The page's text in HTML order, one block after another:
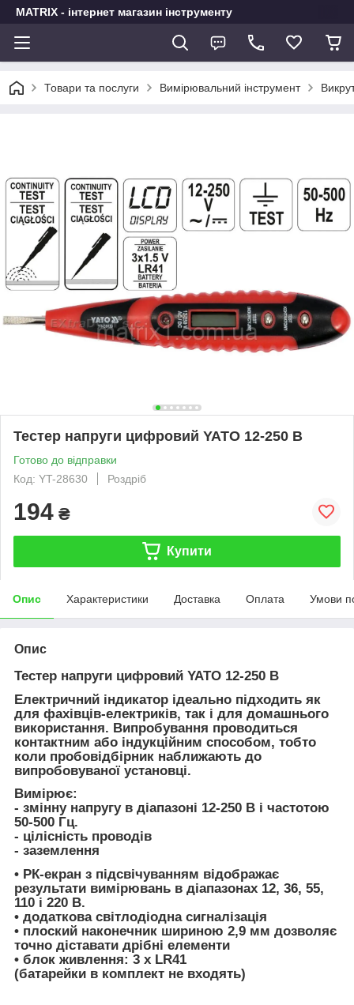
MATRIX - інтернет магазин інструменту
Товари та послуги Вимірювальний інструмент
Тестер напруги цифровий YATO 12-250 В
Готово до відправки
Код: YT-28630
Роздріб
194 ₴
Купити
Опис Характеристики Доставка Оплата Умови
Опис
Тестер напруги цифровий YATO 12-250 В
Електричний індикатор ідеально підходить як
для фахівців-електриків, так і для домашнього
використання. Випробування проводиться
контактним або індукційним способом, тобто
коли пробовідбірник наближають до
випробовуваної установці.
Вимірює:
- змінну напругу в діапазоні 12-250 В і частотою
50-500 Гц.
- цілісність проводів
- заземлення
• РК-екран з підсвічуванням відображає
результати вимірювань в діапазонах 12, 36, 55,
110 і 220 В.
• додаткова світлодіодна сигналізація
• плоский наконечник шириною 2,9 мм дозволяє
точно діставати дрібні елементи
• блок живлення: 3 x LR41
(батарейки в комплект не входять)